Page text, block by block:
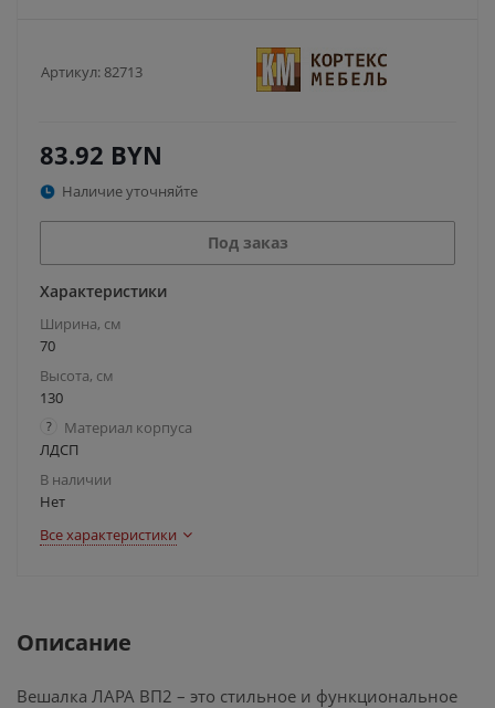
Артикул: 82713
83.92 BYN
Наличие уточняйте
Под заказ
Характеристики
Ширина, см
70
Высота, см
130
?
Материал корпуса
ЛДСП
В наличии
Нет
Все характеристики
Описание
Вешалка ЛАРА ВП2 – это стильное и функциональное